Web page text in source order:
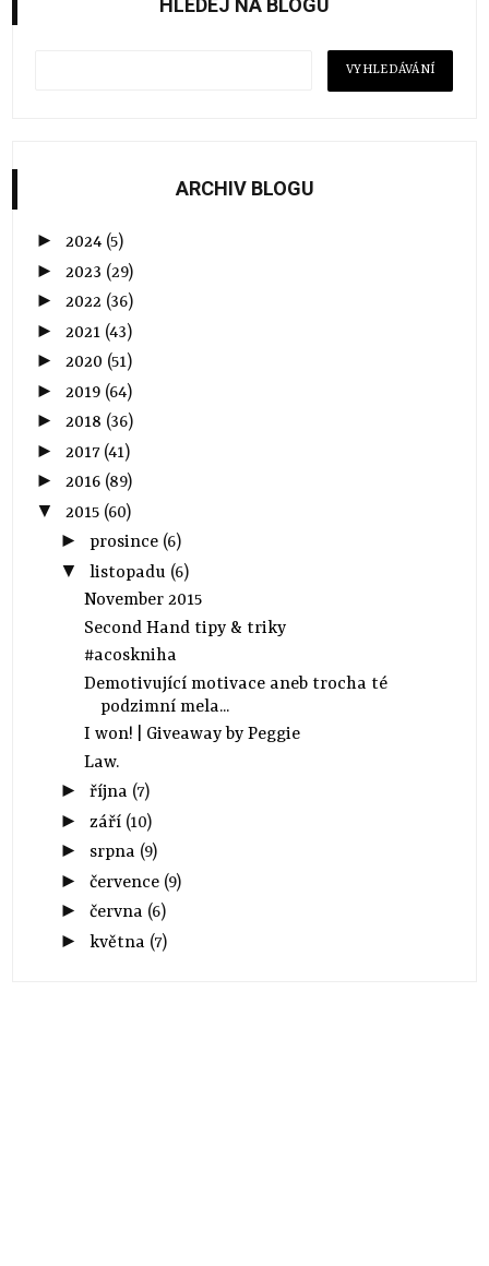
ARCHIV BLOGU
►2024 (5)
► 2023 (29)
►2022 (36)
► 2021 (43)
►2020 (51)
► 2019 (64)
►2018 (36)
► 2017 (41)
►2016 (89)
▼ 2015 (60)
► prosince (6)
▼ listopadu (6)
November 2015
Second Hand tipy & triky
#acoskniha
Demotivující motivace aneb trocha té
podzimní mela...
I won! | Giveaway by Peggie
Law.
► října (7)
► září (10)
► srpna (9)
► července (9)
► června (6)
► května (7)